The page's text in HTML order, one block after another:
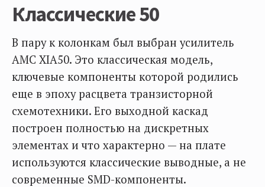
Классические 50
В пару к колонкам был выбран усилитель
AMC XIA50. Это классическая модель,
ключевые компоненты которой родились
еще в эпоху расцвета транзисторной
схемотехники. Его выходной каскад
построен полностью на дискретных
элементах и что характерно — на плате
используются классические выводные, а не
современные SMD-компоненты.